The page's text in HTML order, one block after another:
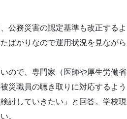
公務災害の認定基準も改正するよ
ばかりなので運用状況を見ながら
ので、専門家（医師や厚生労働省
災職員の聴き取りに対応するよう
討していきたい」と回答。学校現
。